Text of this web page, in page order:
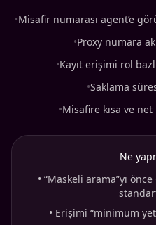
•Misafir numarası agent’e
•Proxy numara
•Kayıt erişimi rol
•Saklama
•Misafire kısa ve
Ne
• “Maskeli arama”yı
• Erişimi “minimum